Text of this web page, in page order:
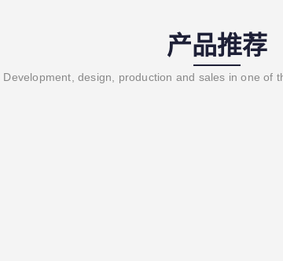
产品推荐
Development, design, production and sales in one of